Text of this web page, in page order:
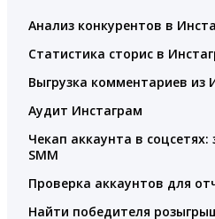
Анализ конкурентов в
Статистика сторис в
Выгрузка комментариев из
Аудит Инстаграм
Чекап аккаунта в
SMM
Проверка аккаунтов для
Найти победителя